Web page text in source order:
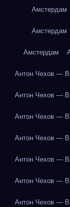
Амстердам
Амстердам
Амстердам
Антон Чехов —
Антон Чехов —
Антон Чехов —
Антон Чехов —
Антон Чехов —
Антон Чехов —
Антон Чехов —